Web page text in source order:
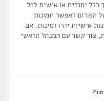
יחודית או אישית לכל
לאפשר תמונות
יהיו זמינות. אם
קשר עם המנהל הראשי